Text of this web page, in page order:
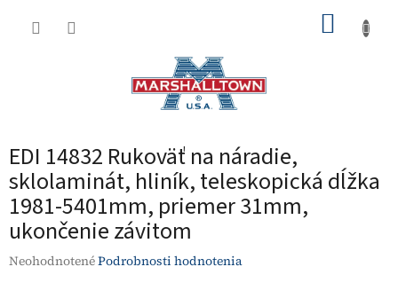
EDI 14832 Rukoväť na náradie,
sklolaminát, hliník, teleskopická dĺžka
1981-5401mm, priemer 31mm,
ukončenie závitom
Priemerné
NeohodnotenéPodrobnosti hodnotenia